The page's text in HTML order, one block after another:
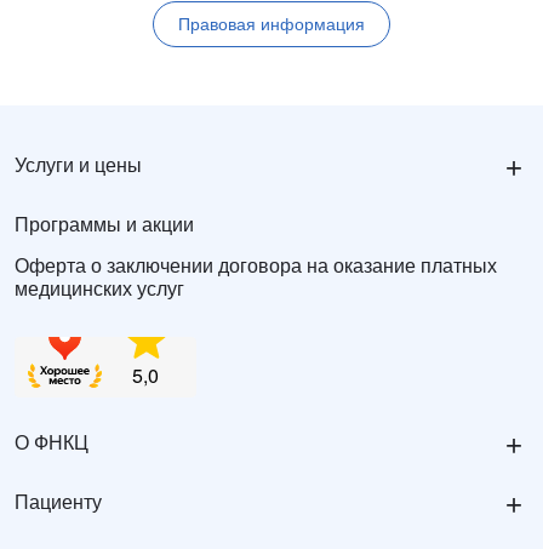
Правовая информация
Услуги и цены +
Программы и акции
Оферта о заключении договора на оказание платных
медицинских услуг
О ФНКЦ +
Пациенту +